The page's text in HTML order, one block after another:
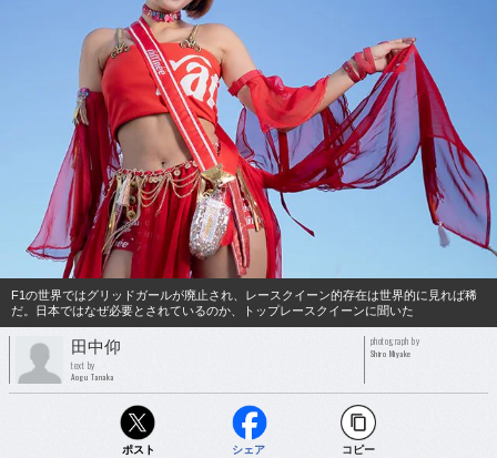
F1の世界ではグリッドガールが廃止され、レースクイーン的存在は世界的に見れば稀
だ。日本ではなぜ必要とされているのか、トップレースクイーンに聞いた
田中仰
text by
Aogu Tanaka
photograph by
Shiro Miyake
ポスト シェア コピー